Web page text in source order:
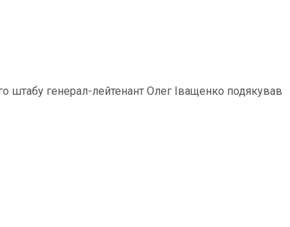
штабу генерал-лейтенант Олег Іващенко подякував